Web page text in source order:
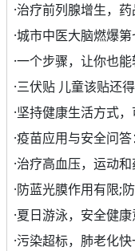
·治疗前列腺增生，
·城市中医大脑燃爆
·一个步骤，让你也
·三伏贴 儿童该贴还
·坚持健康生活方式
·疫苗应用与安全问
·治疗高血压，运动
·防蓝光膜作用有限;
·夏日游泳，安全健
·污染超标，肺老化